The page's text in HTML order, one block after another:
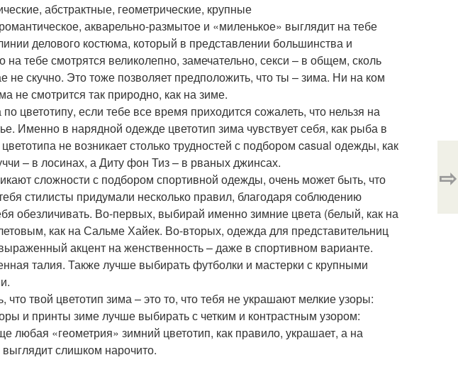
абстрактные, геометрические, крупные
акварельно-размытое и «миленькое» выглядит на тебе
делового костюма, который в представлении большинства и
тебе смотрятся великолепно, замечательно, секси – в общем, сколь
не скучно. Это тоже позволяет предположить, что ты – зима. Ни на ком
не смотрится так природно, как на зиме.
цветотипу, если тебе все время приходится сожалеть, что нельзя на
Именно в нарядной одежде цветотип зима чувствует себя, как рыба в
не возникает столько трудностей с подбором casual одежды, как
– в лосинах, а Диту фон Тиз – в рваных джинсах.
сложности с подбором спортивной одежды, очень может быть, что
стилисты придумали несколько правил, благодаря соблюдению
обезличивать. Во-первых, выбирай именно зимние цвета (белый, как на
как на Сальме Хайек. Во-вторых, одежда для представительниц
акцент на женственность – даже в спортивном варианте.
талия. Также лучше выбирать футболки и мастерки с крупными
твой цветотип зима – это то, что тебя не украшают мелкие узоры:
и принты зиме лучше выбирать с четким и контрастным узором:
любая «геометрия» зимний цветотип, как правило, украшает, а на
выглядит слишком нарочито.
⇨